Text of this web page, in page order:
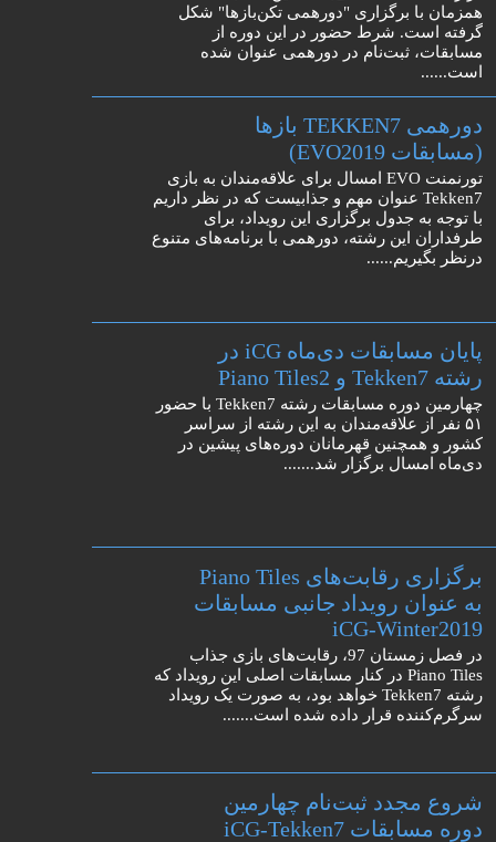
همزمان با برگزاری "دورهمی تکن‌بازها" شکل
گرفته است. شرط حضور در این دوره از
مسابقات، ثبت‌نام در دورهمی عنوان شده
است......
دورهمی TEKKEN7 بازها
(مسابقات EVO2019)
تورنمنت EVO امسال برای علاقه‌مندان به بازی
Tekken7 عنوان مهم و جذابیست که در نظر داریم
با توجه به جدول برگزاری این رویداد، برای
طرفداران این رشته، دورهمی با برنامه‌های متنوع
درنظر بگیریم......
پایان مسابقات دی‌ماه iCG در
رشته Tekken7 و Piano Tiles2
چهارمین دوره مسابقات رشته Tekken7 با حضور
۵۱ نفر از علاقه‌مندان به این رشته از سراسر
کشور و همچنین قهرمانان دوره‌های پیشین در
دی‌ماه امسال برگزار شد.......
برگزاری رقابت‌های Piano Tiles
به عنوان رویداد جانبی مسابقات
iCG-Winter2019
در فصل زمستان 97، رقابت‌های بازی جذاب
Piano Tiles در کنار مسابقات اصلی این رویداد که
رشته Tekken7 خواهد بود، به صورت یک رویداد
سرگرم‌کننده قرار داده شده است.......
شروع مجدد ثبت‌نام چهارمین
دوره مسابقات iCG-Tekken7